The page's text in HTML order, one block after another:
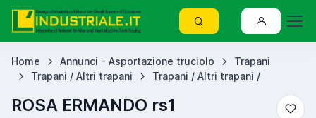
Home Annunci - Asportazione truciolo
Trapani
Trapani / Altri trapani
Trapani / Altri trapani /
ROSA ERMANDO rs1